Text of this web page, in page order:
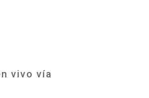
vivo vía